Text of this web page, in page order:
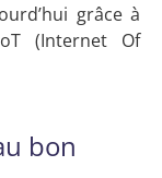
grâce à
(Internet Of
bon